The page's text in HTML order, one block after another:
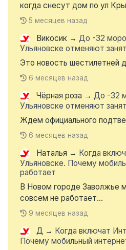
когда снесут дом по ул
5 месяцев назад
Викосик → До -32
Ульяновске отменяют
Это новость шестилетней
6 месяцев назад
Чёрная роза → До -32
Ульяновске отменяют
Ждем официального
6 месяцев назад
Наталья → Когда
Ульяновске. Почему
работает
В Новом городе Заволжье
совсем не работает...
9 месяцев назад
Д → Когда включат
Почему мобильный